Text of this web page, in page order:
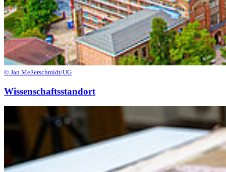
© Jan Meßerschmidt/UG
Wissenschaftsstandort